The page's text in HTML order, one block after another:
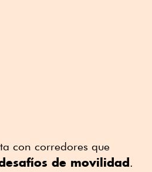
con corredores que
de movilidad .